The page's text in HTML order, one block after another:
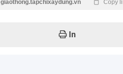
giaothong.tapchixaydung.vn Copy
In